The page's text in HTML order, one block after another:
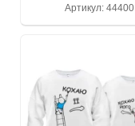
Артикул: 44400